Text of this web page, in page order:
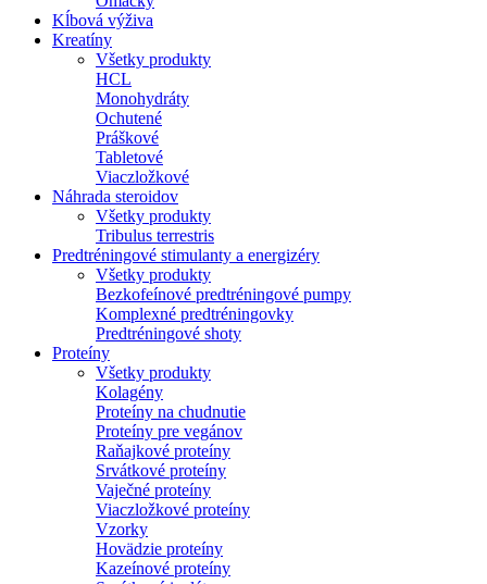
Kĺbová výživa
Kreatíny
Všetky produkty
HCL
Monohydráty
Ochutené
Práškové
Tabletové
Viaczložkové
Náhrada steroidov
Všetky produkty
Tribulus terrestris
Predtréningové stimulanty a energizéry
Všetky produkty
Bezkofeínové predtréningové pumpy
Komplexné predtréningovky
Predtréningové shoty
Proteíny
Všetky produkty
Kolagény
Proteíny na chudnutie
Proteíny pre vegánov
Raňajkové proteíny
Srvátkové proteíny
Vaječné proteíny
Viaczložkové proteíny
Vzorky
Hovädzie proteíny
Kazeínové proteíny